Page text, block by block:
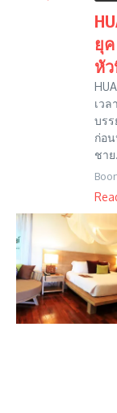
ยุ
หั
เว
บร
ก่อ
ชาย